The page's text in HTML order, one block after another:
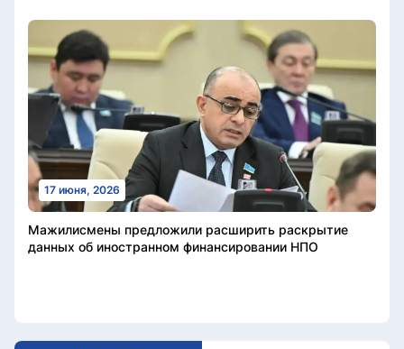
17 июня, 2026
Мажилисмены предложили расширить раскрытие
данных об иностранном финансировании НПО